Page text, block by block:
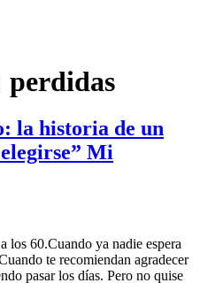
perdidas
la historia de un
Mi
los 60.Cuando ya nadie espera
te recomiendan agradecer
pasar los días. Pero no quise